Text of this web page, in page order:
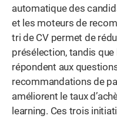
automatique des
et les moteurs de
tri de CV permet de
présélection, tandis
répondent aux
recommandations de
améliorent le taux
learning. Ces trois